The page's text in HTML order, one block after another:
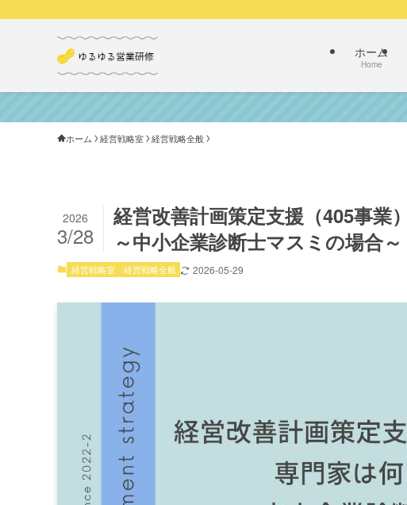
ホーム
Home
ホーム 経営戦略室 経営戦略全般
経営改善計画策定支援（405事
～中小企業診断士マスミの場合～
2026
3/28
経営戦略室 経営戦略全般 2026-05-29